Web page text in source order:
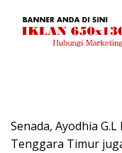
Senada, Ayodhia
Tenggara Timur